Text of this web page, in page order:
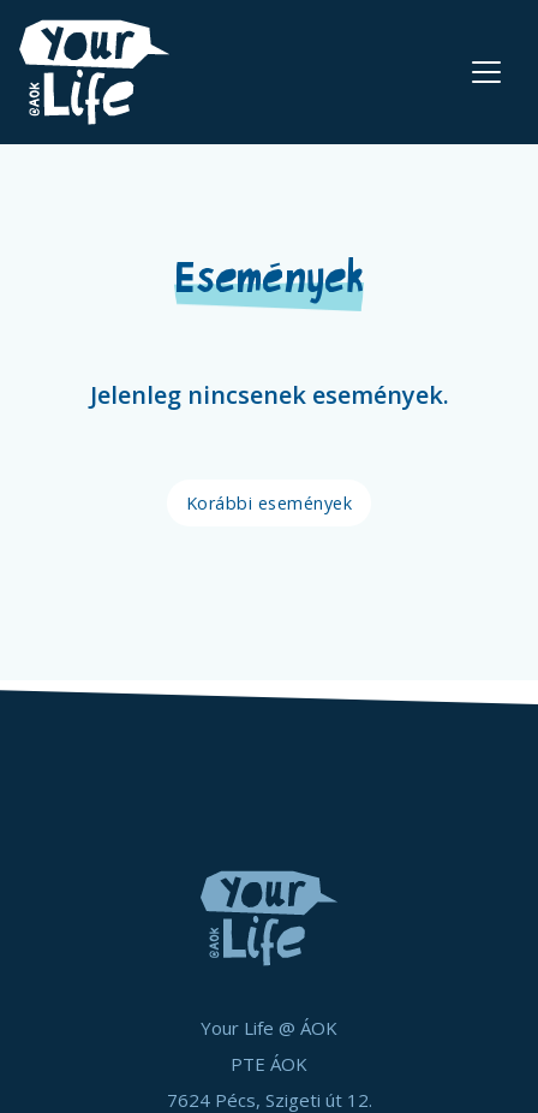
Események
Jelenleg nincsenek események.
Korábbi események
Your Life @ ÁOK
PTE ÁOK
7624 Pécs, Szigeti út 12.